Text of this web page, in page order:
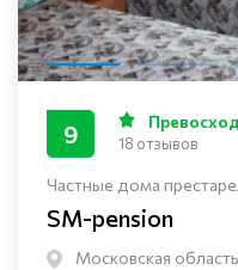
Частные дома
SM-pension
Московская
9 18 отзывов